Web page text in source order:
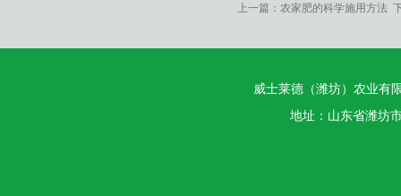
上一篇： 农家肥的科学施用方法
威士莱德（潍坊）农业
地址：山东省潍坊